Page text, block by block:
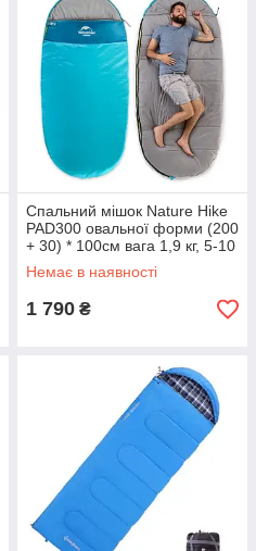
Спальний мішок Nature Hike
PAD300 овальної форми (200
+ 30) * 100см вага 1,9 кг, 5-10
℃ синій
Немає в наявності
1 790 ₴